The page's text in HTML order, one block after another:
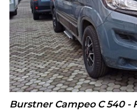
Burstner Campeo C 540 -